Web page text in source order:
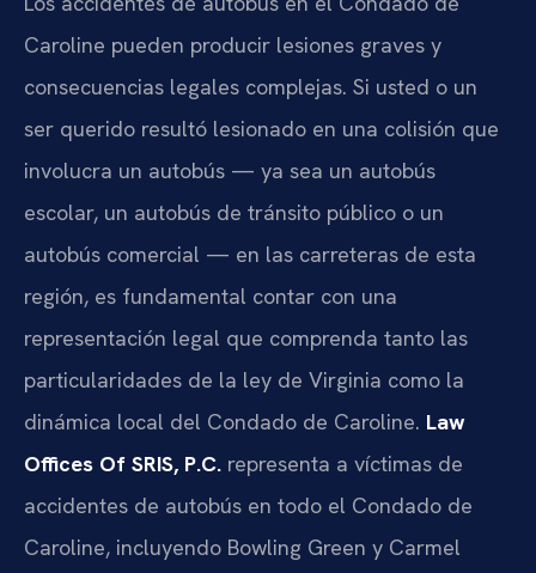
Caroline pueden producir lesiones graves y
consecuencias legales complejas. Si usted o un
ser querido resultó lesionado en una colisión que
involucra un autobús — ya sea un autobús
escolar, un autobús de tránsito público o un
autobús comercial — en las carreteras de esta
región, es fundamental contar con una
representación legal que comprenda tanto las
particularidades de la ley de Virginia como la
dinámica local del Condado de Caroline. Law
Offices Of SRIS, P.C. representa a víctimas de
accidentes de autobús en todo el Condado de
Caroline, incluyendo Bowling Green y Carmel